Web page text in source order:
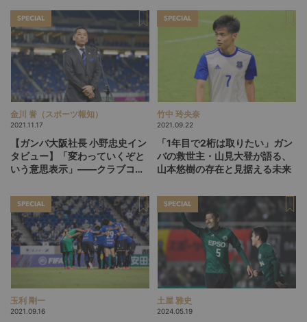
SPECIAL
金川 誉（スポーツ報知）
2021.11.17
【ガンバ大阪社長 小野忠史イン
タビュー】「変わっていくぞと
いう意思表示」――クラブコン
SPECIAL
竹中 玲央奈
2021.09.22
「1年目で2桁は取りたい」ガン
バの救世主・山見大登が語る、
山本悠樹の存在と見据える未来
SPECIAL
玉利 剛一
2021.09.16
SPECIAL
土屋 雅史
2024.05.19